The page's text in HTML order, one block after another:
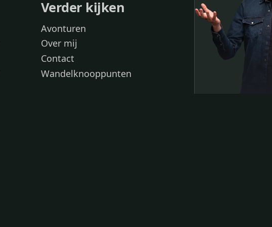
Verder kijken
Avonturen
Over mij
Contact
Wandelknooppunten